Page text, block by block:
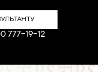
777-19-12